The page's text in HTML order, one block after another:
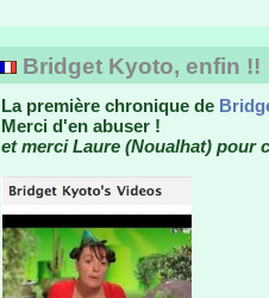
Bridget Kyoto, enfin !!
La première chronique de
Merci d'en abuser !
et merci Laure (Noualhat) pour